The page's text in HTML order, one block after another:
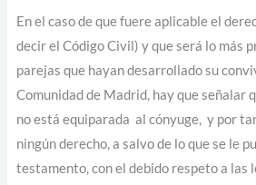
En el caso de que fuere aplicable el
decir el Código Civil) y que será lo más
parejas que hayan desarrollado su
Comunidad de Madrid, hay que señalar
no está equiparada al cónyuge, y por
ningún derecho, a salvo de lo que se le
testamento, con el debido respeto a las